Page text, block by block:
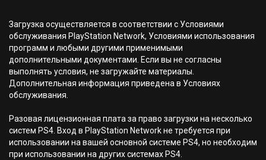
Загрузка осуществляется в соответствии с Условиями
обслуживания PlayStation Network, Условиями использования
программ и любыми другими применимыми
дополнительными документами. Если вы не согласны
выполнять условия, не загружайте материалы.
Дополнительная информация приведена в Условиях
обслуживания.
Разовая лицензионная плата за право загрузки на несколько
систем PS4. Вход в PlayStation Network не требуется при
использовании на вашей основной системе PS4, но необходим
при использовании на других системах PS4.